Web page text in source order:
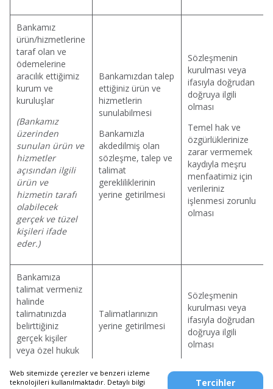
Bankamız
ürün/hizmetlerine
taraf olan ve
ödemelerine
aracılık ettiğimiz
kurum ve
kuruluşlar
(Bankamız
üzerinden
sunulan ürün ve
hizmetler
açısından ilgili
ürün ve
hizmetin tarafı
olabilecek
gerçek ve tüzel
kişileri ifade
eder.)
Bankamızdan talep
ettiğiniz ürün ve
hizmetlerin
sunulabilmesi
Bankamızla
akdedilmiş olan
sözleşme, talep ve
talimat
gerekliliklerinin
yerine getirilmesi
Sözleşmenin
kurulması veya
ifasıyla doğrudan
doğruya ilgili
olması
Temel hak ve
özgürlüklerinize
zarar vermemek
kaydıyla meşru
menfaatimiz için
verileriniz
işlenmesi zorunlu
olması
Bankamıza
talimat vermeniz
halinde
talimatınızda
belirttiğiniz
gerçek kişiler
veya özel hukuk
Talimatlarınızın
yerine getirilmesi
Sözleşmenin
kurulması veya
ifasıyla doğrudan
doğruya ilgili
olması
Web sitemizde çerezler ve benzeri izleme
teknolojileri kullanılmaktadır. Detaylı bilgi
Tercihler